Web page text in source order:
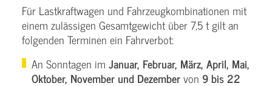
Für Lastkraftwagen und Fahrzeugkombinationen mit
einem zulässigen Gesamtgewicht über 7,5 t gilt an
folgenden Terminen ein Fahrverbot:
An Sonntagen im Januar, Februar, März, April, Mai,
Oktober, November und Dezembervon 9 bis 22